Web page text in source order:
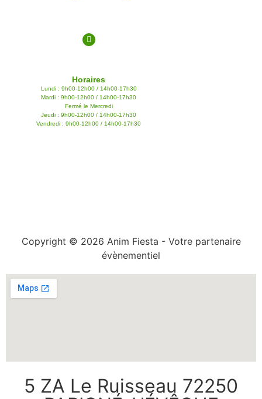
Horaires
Lundi : 9h00-12h00 / 14h00-17h30
Mardi : 9h00-12h00 / 14h00-17h30
Fermé le Mercredi
Jeudi : 9h00-12h00 / 14h00-17h30
Vendredi : 9h00-12h00 / 14h00-17h30
Copyright © 2026 Anim Fiesta - Votre partenaire
évènementiel
5 ZA Le Ruisseau 72250